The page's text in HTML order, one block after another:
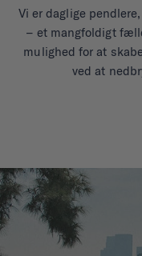
Vi er daglige
– et mangfoldigt
mulighed for at
ved at